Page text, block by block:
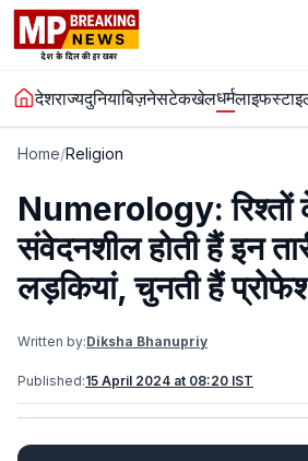
देशराज्यदुनियाबिज़नेसटेकखेलधर्म
Home/Religion
Numerology: रिश्तों
संवेदनशील होती हैं इन
लड़कियां, चुनती हैं
Written by:Diksha Bhanupriy
Published:15 April 2024 at 08:20 IST